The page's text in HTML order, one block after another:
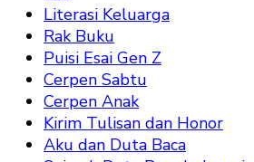
Literasi Keluarga
Rak Buku
Puisi Esai Gen Z
Cerpen Sabtu
Cerpen Anak
Kirim Tulisan dan Honor
Aku dan Duta Baca